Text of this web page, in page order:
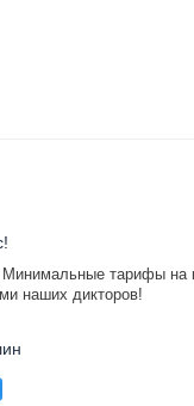
тарифы на
наших дикторов!